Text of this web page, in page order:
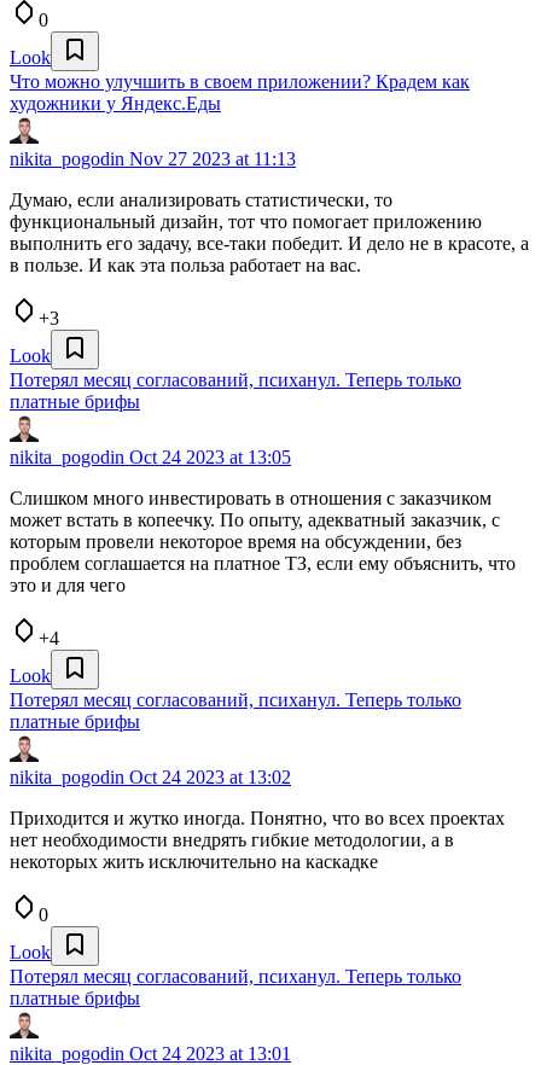
0
Look
Что можно улучшить в своем приложении? Крадем как
художники у Яндекс.Еды
nikita_pogodin Nov 27 2023 at 11:13
Думаю, если анализировать статистически, то
функциональный дизайн, тот что помогает приложению
выполнить его задачу, все-таки победит. И дело не в красоте, а
в пользе. И как эта польза работает на вас.
+3
Look
Потерял месяц согласований, психанул. Теперь только
платные брифы
nikita_pogodin Oct 24 2023 at 13:05
Слишком много инвестировать в отношения с заказчиком
может встать в копеечку. По опыту, адекватный заказчик, с
которым провели некоторое время на обсуждении, без
проблем соглашается на платное ТЗ, если ему объяснить, что
это и для чего
+4
Look
Потерял месяц согласований, психанул. Теперь только
платные брифы
nikita_pogodin Oct 24 2023 at 13:02
Приходится и жутко иногда. Понятно, что во всех проектах
нет необходимости внедрять гибкие методологии, а в
некоторых жить исключительно на каскадке
0
Look
Потерял месяц согласований, психанул. Теперь только
платные брифы
nikita_pogodin Oct 24 2023 at 13:01